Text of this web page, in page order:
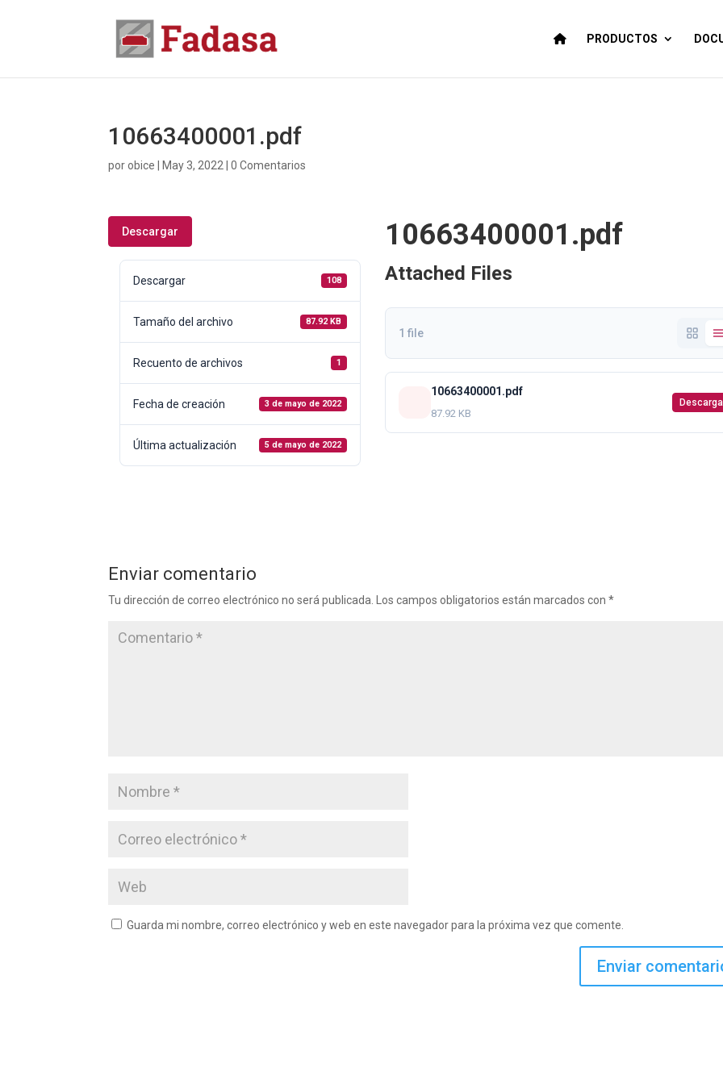
PRODUCTOS
10663400001.pdf
porobice May 3, 2022 |0 Comentarios
Descargar
Descargar 108
Tamaño del archivo 87.92 KB
Recuento de archivos 1
Fecha de creación 3 de mayo de 2022
Última actualización 5 de mayo de 2022
10663400001.pdf
Attached Files
1 file
10663400001.pdf
87.92 KB
Enviar comentario
Tu dirección de correo electrónico no será publicada. Los campos obligatorios están marcados con*
Guarda mi nombre, correo electrónico y web en este navegador para la próxima vez que comente.